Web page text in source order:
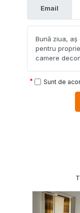
Email
Sunt de